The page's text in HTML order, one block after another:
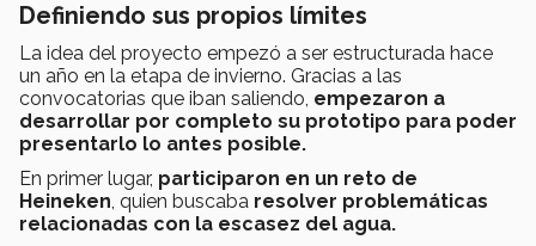
Definiendo sus propios límites
La idea del proyecto empezó a ser estructurada hace
un año en la etapa de invierno. Gracias a las
convocatorias que iban saliendo, empezaron a
desarrollar por completo su prototipo para poder
presentarlo lo antes posible.
En primer lugar, participaron en un reto de
Heineken, quien buscaba resolver problemáticas
relacionadas con la escasez del agua.